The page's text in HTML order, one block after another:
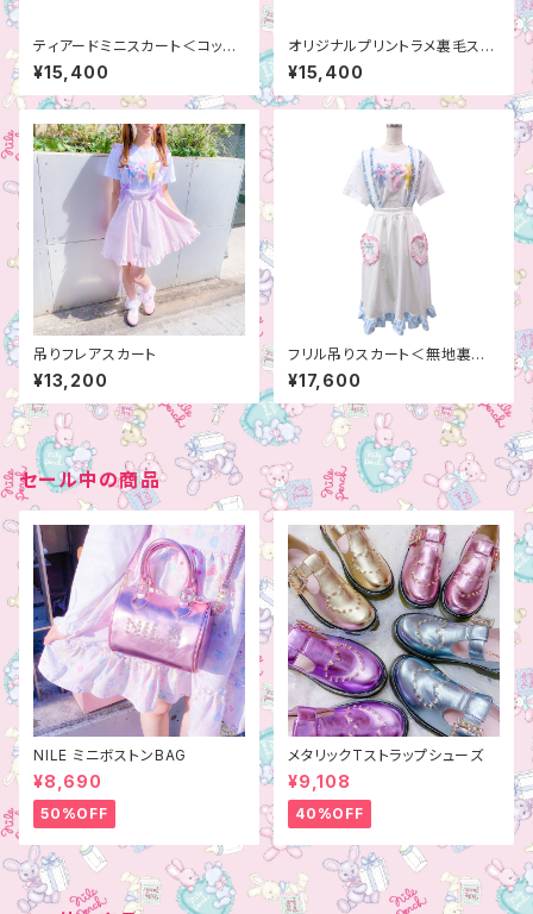
ティアードミニスカート＜コット
ンガーゼ＞
¥15,400
オリジナルプリントラメ裏毛スカ
ート
¥15,400
吊りフレアスカート
¥13,200
フリル吊りスカート＜無地裏毛
＞
¥17,600
セール中の商品
NILE ミニボストンBAG
¥8,690
50%OFF
メタリックTストラップシューズ
¥9,108
40%OFF